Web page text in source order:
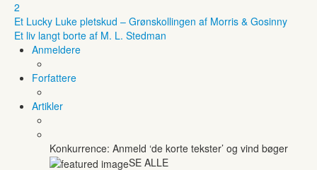
2
Et Lucky Luke pletskud – Grønskollingen af Morris & Gosinny
Et liv langt borte af M. L. Stedman
Anmeldere
Forfattere
Artikler
Konkurrence: Anmeld ‘de korte tekster’ og vind bøger
SE ALLE